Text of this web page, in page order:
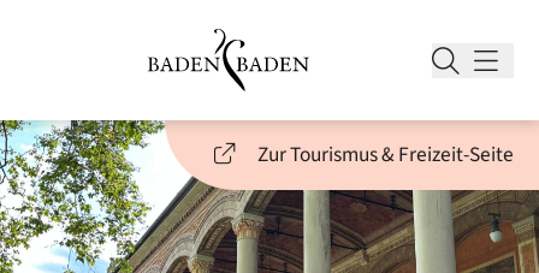
Zur Tourismus & Freizeit-Seite